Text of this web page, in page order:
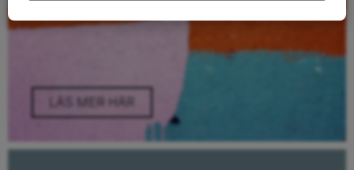
LÄS MER HÄR